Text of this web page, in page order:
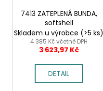
7413 ZATEPLENÁ BUNDA,
softshell
Skladem u výrobce (>5 ks)
4 385 Kč včetně DPH
3 623,97 Kč
DETAIL